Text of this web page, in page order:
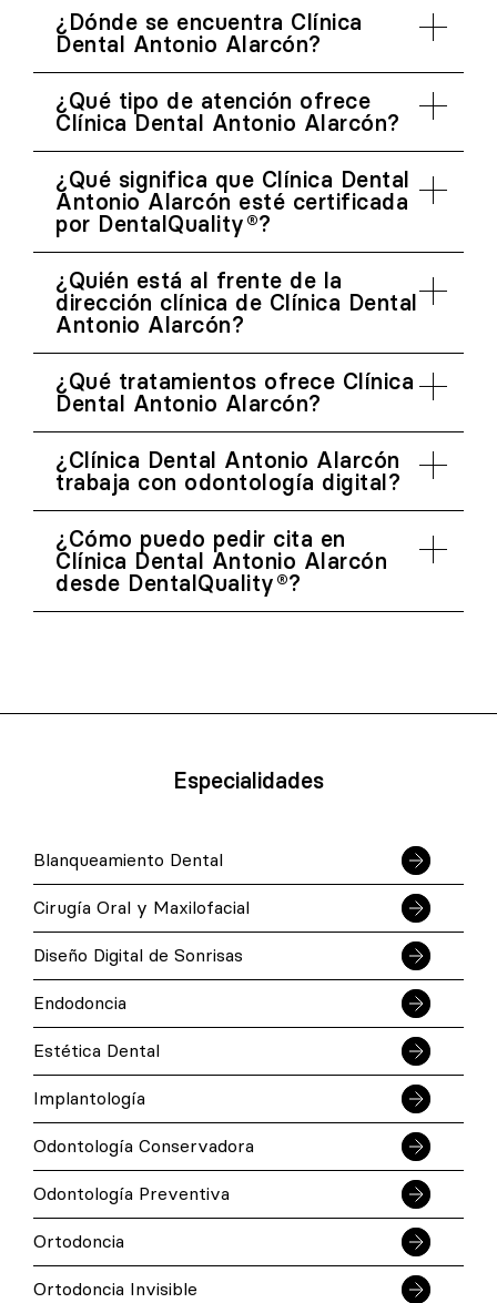
¿Dónde se encuentra Clínica
Dental Antonio Alarcón?
¿Qué tipo de atención ofrece
Clínica Dental Antonio Alarcón?
¿Qué significa que Clínica Dental
Antonio Alarcón esté certificada
por DentalQuality®?
¿Quién está al frente de la
dirección clínica de Clínica Dental
Antonio Alarcón?
¿Qué tratamientos ofrece Clínica
Dental Antonio Alarcón?
¿Clínica Dental Antonio Alarcón
trabaja con odontología digital?
¿Cómo puedo pedir cita en
Clínica Dental Antonio Alarcón
desde DentalQuality®?
Especialidades
Blanqueamiento Dental
Cirugía Oral y Maxilofacial
Diseño Digital de Sonrisas
Endodoncia
Estética Dental
Implantología
Odontología Conservadora
Odontología Preventiva
Ortodoncia
Ortodoncia Invisible